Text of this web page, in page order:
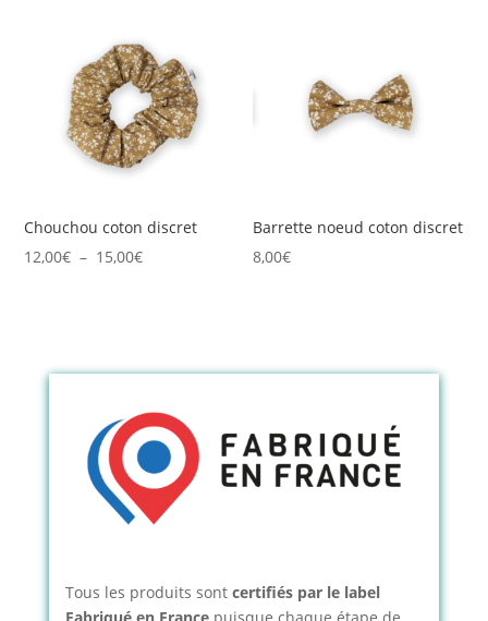
Chouchou coton discret
12,00€ – 15,00€Plage
à
Barrette noeud coton discret
8,00€
Tous les produits sont certifiés par le label